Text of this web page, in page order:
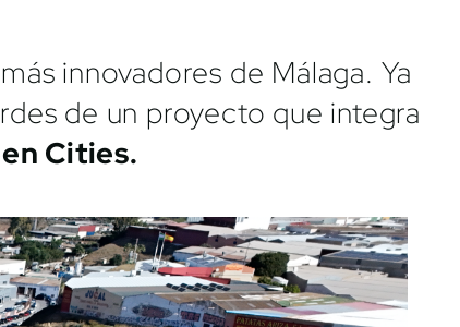
innovadores de Málaga. Ya
de un proyecto que integra
Cities.